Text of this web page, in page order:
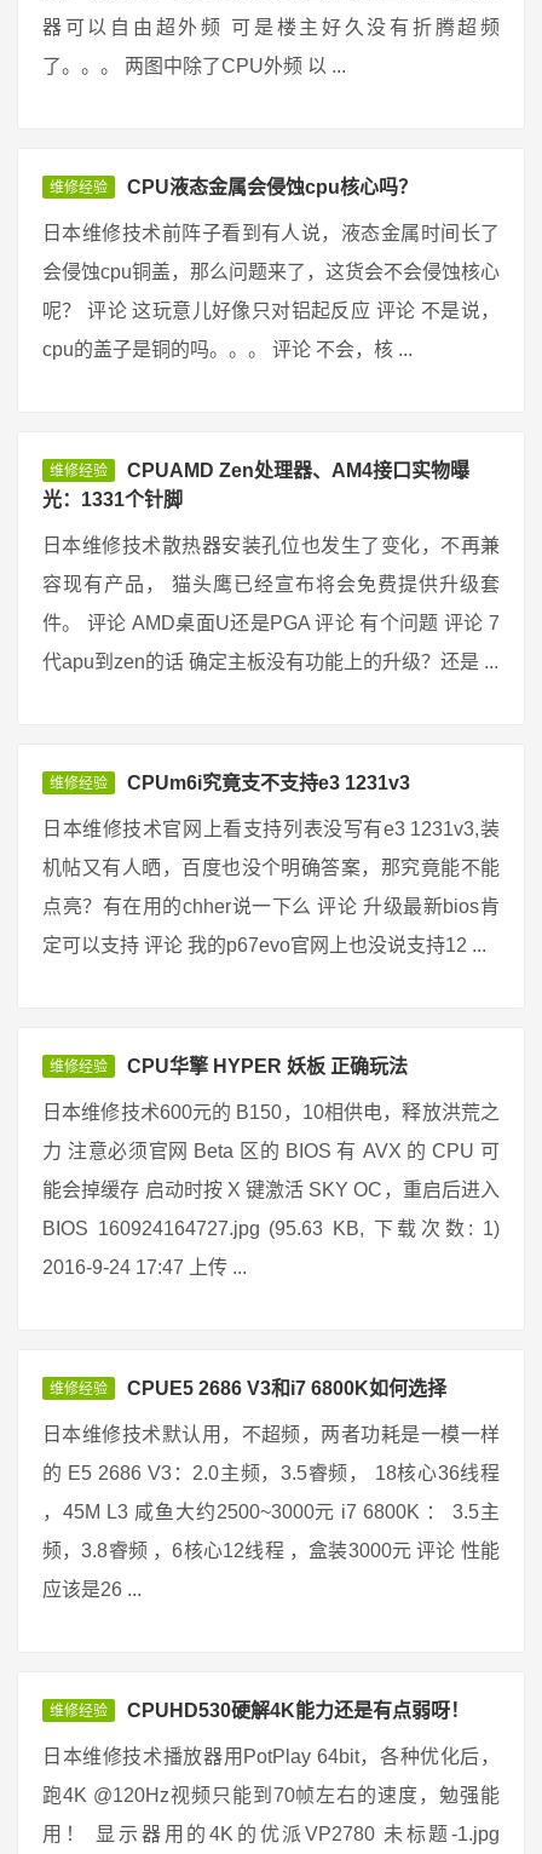
器可以自由超外频 可是楼主好久没有折腾超频
了。。。 两图中除了CPU外频 以 ...
维修经验 CPU液态金属会侵蚀cpu核心吗？
日本维修技术前阵子看到有人说，液态金属时间长了
会侵蚀cpu铜盖，那么问题来了，这货会不会侵蚀核心
呢？ 评论 这玩意儿好像只对铝起反应 评论 不是说，
cpu的盖子是铜的吗。。。 评论 不会，核 ...
维修经验
CPUAMD Zen处理器、AM4接口实物曝
光：1331个针脚
日本维修技术散热器安装孔位也发生了变化，不再兼
容现有产品， 猫头鹰已经宣布将会免费提供升级套
件。 评论 AMD桌面U还是PGA 评论 有个问题 评论 7
代apu到zen的话 确定主板没有功能上的升级？还是 ...
维修经验 CPUm6i究竟支不支持e3 1231v3
日本维修技术官网上看支持列表没写有e3 1231v3,装
机帖又有人晒，百度也没个明确答案，那究竟能不能
点亮？有在用的chher说一下么 评论 升级最新bios肯
定可以支持 评论 我的p67evo官网上也没说支持12 ...
维修经验 CPU华擎 HYPER 妖板 正确玩法
日本维修技术600元的 B150，10相供电，释放洪荒之
力 注意必须官网 Beta 区的 BIOS 有 AVX 的 CPU 可
能会掉缓存 启动时按 X 键激活 SKY OC，重启后进入
BIOS 160924164727.jpg (95.63 KB, 下载次数: 1)
2016-9-24 17:47 上传 ...
维修经验 CPUE5 2686 V3和i7 6800K如何选择
日本维修技术默认用，不超频，两者功耗是一模一样
的 E5 2686 V3：2.0主频，3.5睿频， 18核心36线程
，45M L3 咸鱼大约2500~3000元 i7 6800K ： 3.5主
频，3.8睿频 ，6核心12线程 ，盒装3000元 评论 性能
应该是26 ...
维修经验 CPUHD530硬解4K能力还是有点弱呀！
日本维修技术播放器用PotPlay 64bit，各种优化后，
跑4K @120Hz视频只能到70帧左右的速度，勉强能
用！ 显示器用的4K的优派VP2780 未标题-1.jpg